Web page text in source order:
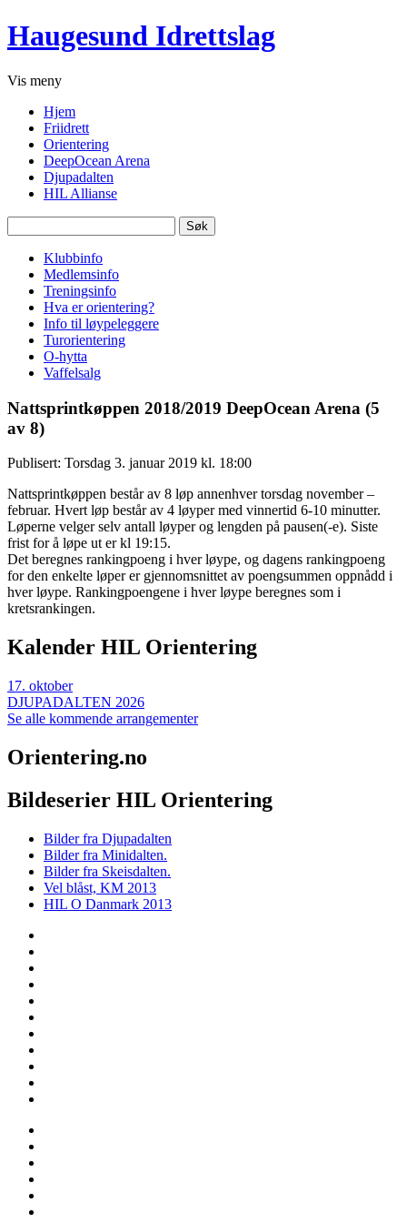
Haugesund Idrettslag
Vis meny
Hjem
Friidrett
Orientering
DeepOcean Arena
Djupadalten
HIL Allianse
etter:
Klubbinfo
Medlemsinfo
Treningsinfo
Hva er orientering?
Info til løypeleggere
Turorientering
O-hytta
Vaffelsalg
Nattsprintkøppen 2018/2019 DeepOcean Arena (5
av 8)
Publisert: Torsdag 3. januar 2019 kl. 18:00
Nattsprintkøppen består av 8 løp annenhver torsdag november –
februar. Hvert løp består av 4 løyper med vinnertid 6-10 minutter.
Løperne velger selv antall løyper og lengden på pausen(-e). Siste
frist for å løpe ut er kl 19:15.
Det beregnes rankingpoeng i hver løype, og dagens rankingpoeng
for den enkelte løper er gjennomsnittet av poengsummen oppnådd i
hver løype. Rankingpoengene i hver løype beregnes som i
kretsrankingen.
Kalender HIL Orientering
17. oktober
DJUPADALTEN 2026
Se alle kommende arrangementer
Orientering.no
Bildeserier HIL Orientering
Bilder fra Djupadalten
Bilder fra Minidalten.
Bilder fra Skeisdalten.
Vel blåst, KM 2013
HIL O Danmark 2013